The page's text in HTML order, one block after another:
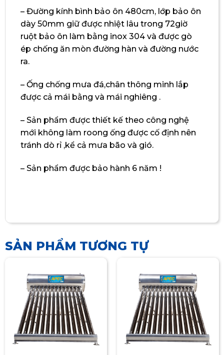
– Đường kính bình bảo ôn 480cm, lớp bảo ôn
dày 50mm giữ được nhiệt lâu trong 72giờ
ruột bảo ôn làm bằng inox 304 và được gò
ép chống ăn mòn đường hàn và đường nước
ra.
– Ống chống mưa đá,chân thông minh lắp
được cả mái bằng và mái nghiêng .
– Sản phẩm được thiết kế theo công nghệ
mới không làm roong ống được cố định nên
tránh dò rỉ ,kể cả mưa bão và gió.
– Sản phẩm được bảo hành 6 năm !
SẢN PHẨM TƯƠNG TỰ